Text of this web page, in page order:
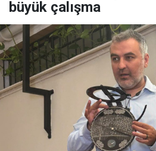
büyük çalışma